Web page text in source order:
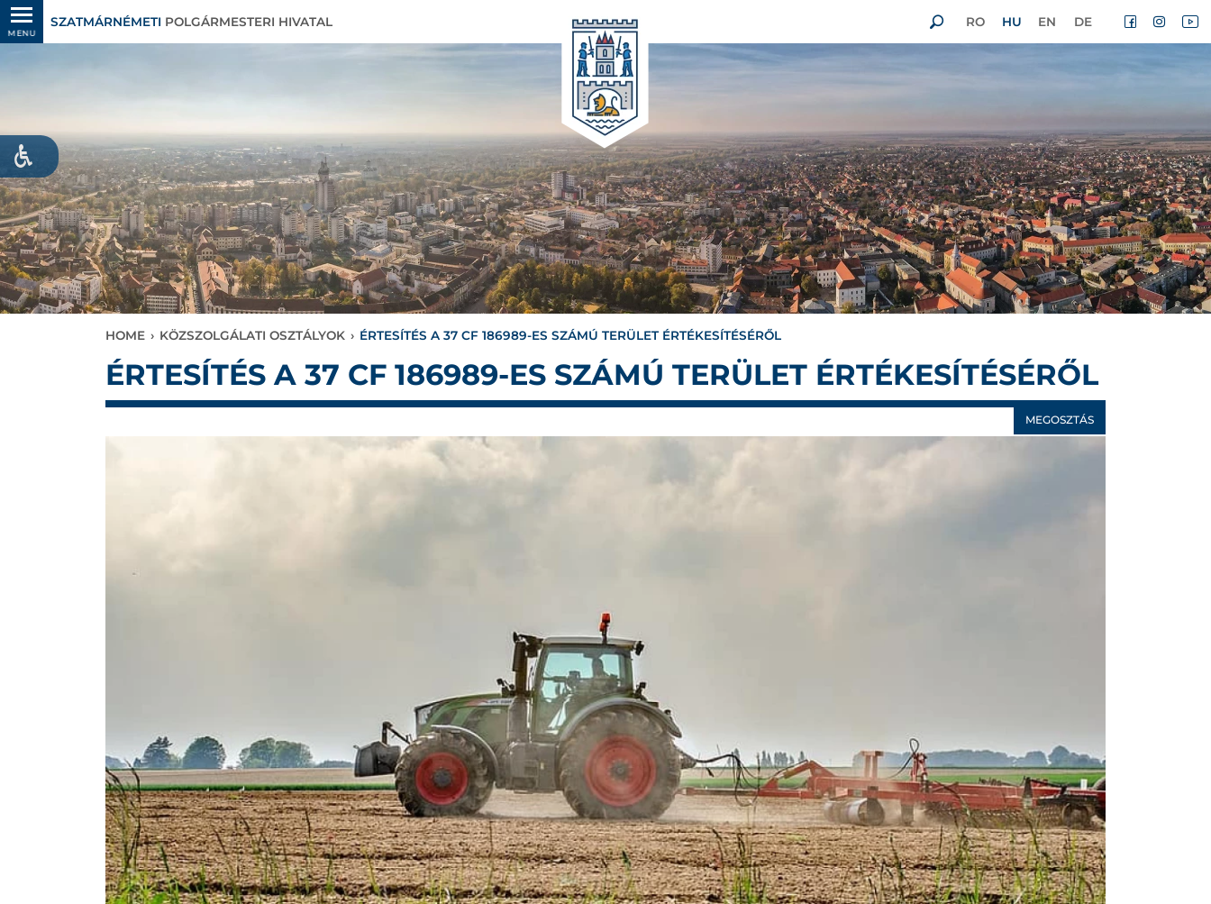
MENU
SZATMÁRNÉMETI POLGÁRMESTERI HIVATAL RO HU EN DE
HOME › KÖZSZOLGÁLATI OSZTÁLYOK › ÉRTESÍTÉS A 37 CF 186989-ES SZÁMÚ TERÜLET ÉRTÉKESÍTÉSÉRŐL
ÉRTESÍTÉS A 37 CF 186989-ES SZÁMÚ TERÜLET ÉRTÉKESÍTÉSÉRŐL
MEGOSZTÁS